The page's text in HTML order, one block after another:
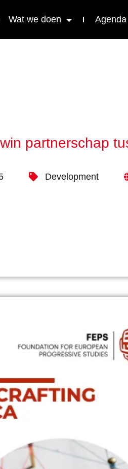
Wat we doen Agenda
partnerschap
Development